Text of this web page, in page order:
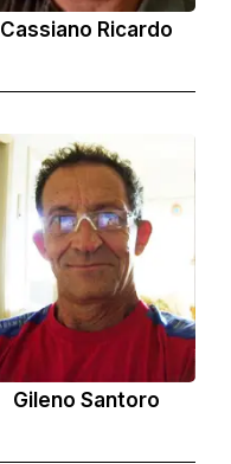
Cassiano Ricardo
Gileno Santoro